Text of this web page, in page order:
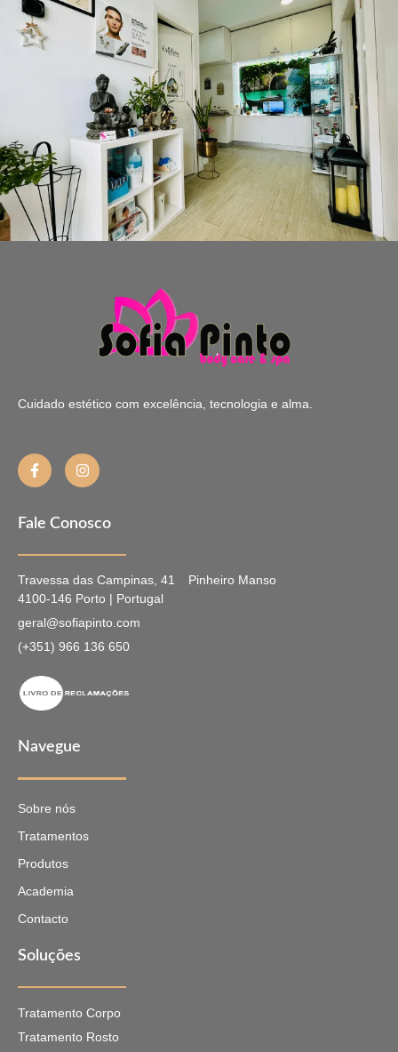
Cuidado estético com excelência, tecnologia e alma.
Fale Conosco
Travessa das Campinas, 41
Pinheiro Manso
4100-146 Porto | Portugal
geral@sofiapinto.com
(+351) 966 136 650
Navegue
Sobre nós
Tratamentos
Produtos
Academia
Contacto
Soluções
Tratamento Corpo
Tratamento Rosto